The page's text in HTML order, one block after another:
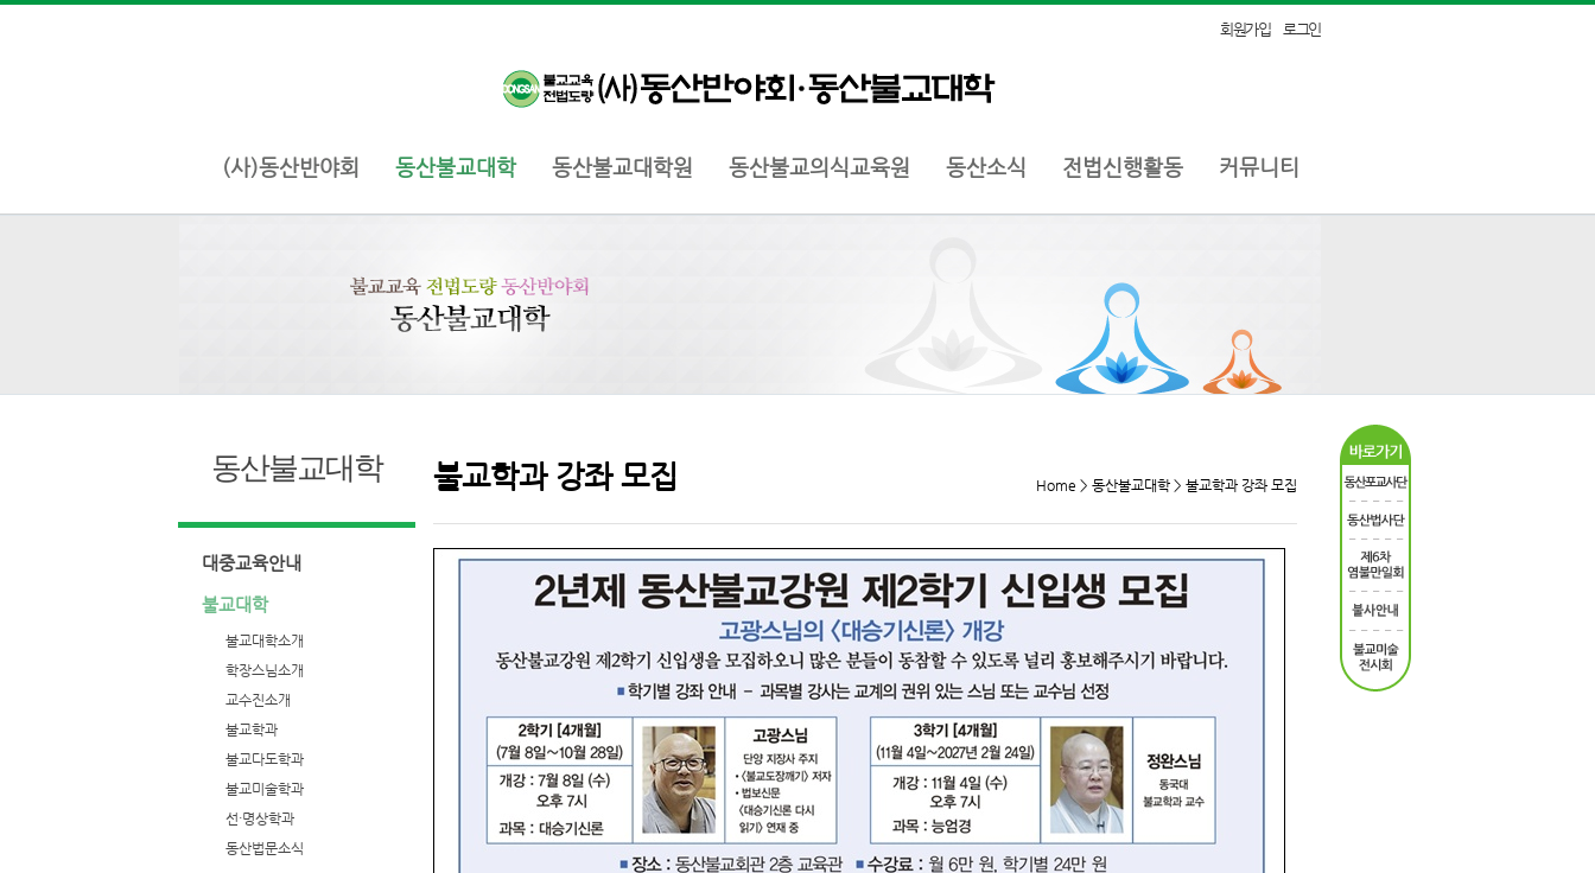
회원가입 로그인
(사)동산반야회 동산불교대학 동산불교대학원 동산불교의식교육원 동산소식 전법신행활동 커뮤니티
동산불교대학
대중교육안내
불교대학
불교대학소개
학장스님소개
교수진소개
불교학과
불교다도학과
불교미술학과
선·명상학과
동산법문소식
불교학과 강좌 모집 Home > 동산불교대학 > 불교학과 강좌 모집